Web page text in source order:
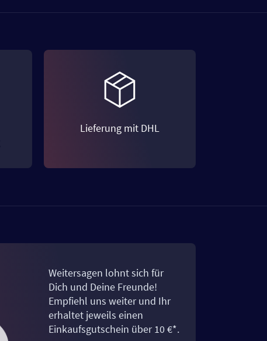
Lieferung mit DHL
Weitersagen lohnt sich für
Dich und Deine Freunde!
Empfiehl uns weiter und Ihr
erhaltet jeweils einen
Einkaufsgutschein über 10 €*.